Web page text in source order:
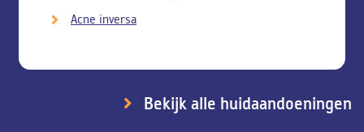
Acne inversa
Bekijk alle huidaandoeningen